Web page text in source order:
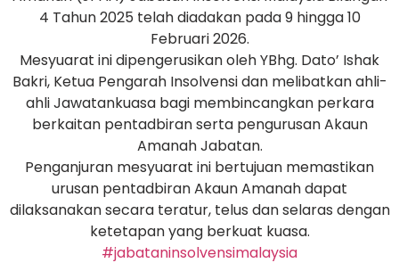
4 Tahun 2025 telah diadakan pada 9 hingga 10
Februari 2026.
Mesyuarat ini dipengerusikan oleh YBhg. Dato’ Ishak
Bakri, Ketua Pengarah Insolvensi dan melibatkan ahli-
ahli Jawatankuasa bagi membincangkan perkara
berkaitan pentadbiran serta pengurusan Akaun
Amanah Jabatan.
Penganjuran mesyuarat ini bertujuan memastikan
urusan pentadbiran Akaun Amanah dapat
dilaksanakan secara teratur, telus dan selaras dengan
ketetapan yang berkuat kuasa.
#jabataninsolvensimalaysia